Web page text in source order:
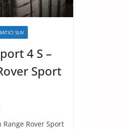
SUV
4 S –
Sport
Rover Sport